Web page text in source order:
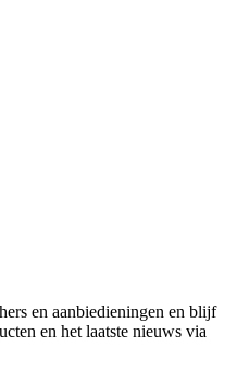
en aanbiedieningen en blijf
en het laatste nieuws via